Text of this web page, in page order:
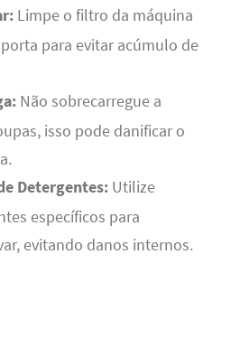
Limpe o filtro da máquina
para evitar acúmulo de
Não sobrecarregue a
isso pode danificar o
Detergentes:Utilize
específicos para
evitando danos internos.